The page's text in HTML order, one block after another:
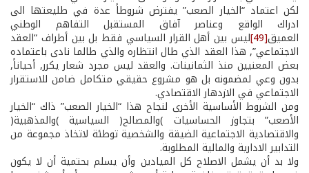
لكن اعتماد “الخيار الصعب” يفترض شروطاً عدة في طليعتها ­الى
ادراك الواقع وعناصر آفاق المستقبل­ التفاهم الوطني
العميق[49] ليس بين أهل القرار السياسي فقط بل بين أطراف “العقد
الاجتماعي”, هذا العقد الذي طال انتظاره والذي طالما نادى باعتماده
بعض المعنيين منذ الثمانينات. والعقد ليس مجرد شعار يكرر, أحياناً,
بدون وعي لمضمونه بل هو مشروع حقيقي متكامل ضامن للاستقرار
الاجتماعي في الازدهار الاقتصادي.
ومن الشروط الأساسية الأخرى لنجاح هذا “الخيار الصعب” ذاك “الخيار
الأصعب” بتجاوز الحساسيات )والمصالح( السياسية )والمذهبية(
والاقتصادية الاجتماعية الضيقة والشخصية توطئة لاتخاذ مجموعة من
التدابير الادارية والمالية المطلوبة.
ولا بد أن يشمل الاصلاح كل الميادين وأن يسلم بحتمية أن لا يكون